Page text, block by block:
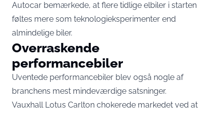
Autocar bemærkede, at flere tidlige elbiler i starten
føltes mere som teknologieksperimenter end
almindelige biler.
Overraskende
performancebiler
Uventede performancebiler blev også nogle af
branchens mest mindeværdige satsninger.
Vauxhall Lotus Carlton chokerede markedet ved at